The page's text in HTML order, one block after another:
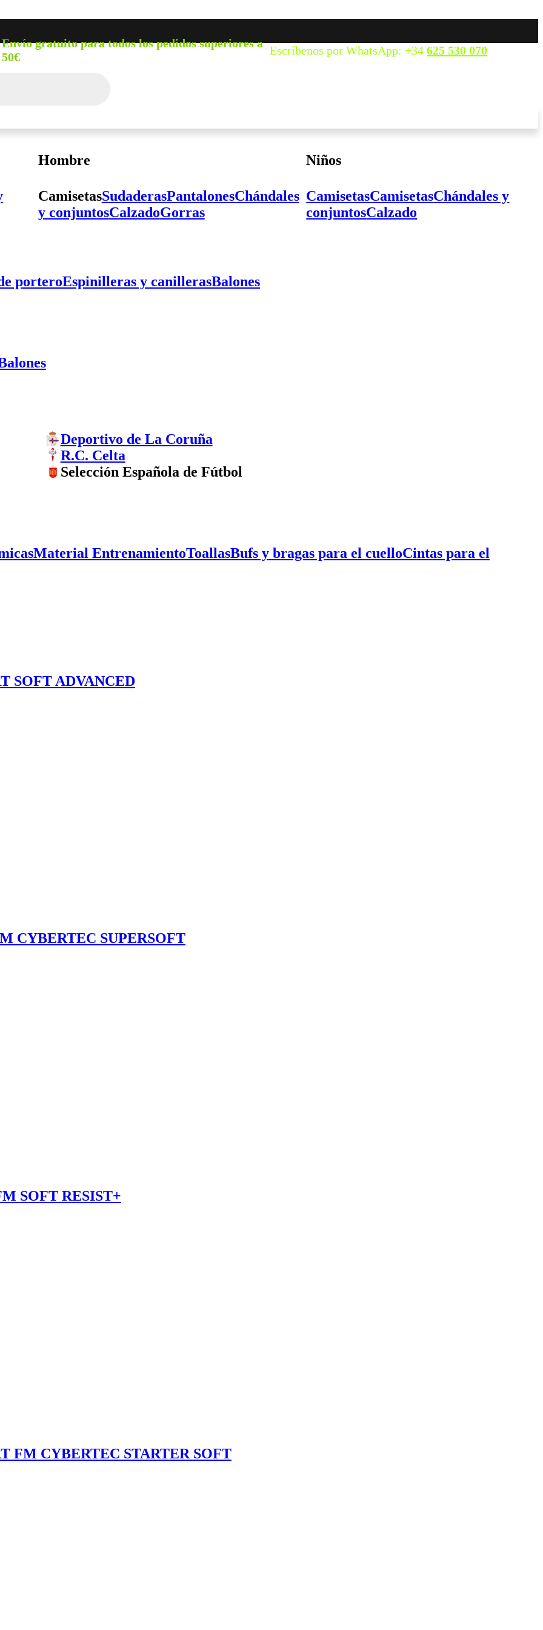
Envío gratuito para todos los pedidos superiores a
50€
Escríbenos por WhatsApp: +34 625 530 070
Hombre
CamisetasSudaderasPantalonesChándales
y conjuntosCalzadoGorras
Niños
CamisetasCamisetasChándales y
conjuntosCalzado
porteroEspinilleras y canillerasBalones
Deportivo de La Coruña
R.C. Celta
Selección Española de Fútbol
Material EntrenamientoToallasBufs y bragas para el cuelloCintas para el
SOFT ADVANCED
CYBERTEC SUPERSOFT
SOFT RESIST+
FM CYBERTEC STARTER SOFT